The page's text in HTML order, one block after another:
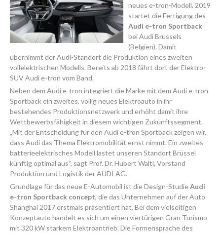
neues e-tron-Modell. 2019
startet die Fertigung des
Audi e-tron Sportback
bei Audi Brussels
(Belgien). Damit
übernimmt der Audi-Standort die Produktion eines zweiten
vollelektrischen Modells. Bereits ab 2018 fährt dort der Elektro-
SUV Audi e-tron vom Band.
Neben dem Audi e-tron integriert die Marke mit dem Audi e-tron
Sportback ein zweites, völlig neues Elektroauto in ihr
bestehendes Produktionsnetzwerk und erhöht damit ihre
Wettbewerbsfähigkeit in diesem wichtigen Zukunftssegment.
„Mit der Entscheidung für den Audi e-tron Sportback zeigen wir,
dass Audi das Thema Elektromobilität ernst nimmt. Ein zweites
batterieelektrisches Modell lastet unseren Standort Brüssel
künftig optimal aus“, sagt Prof. Dr. Hubert Waltl, Vorstand
Produktion und Logistik der AUDI AG.
Grundlage für das neue E-Automobil ist die Design-StudieAudi
e-tron Sportback concept, die das Unternehmen auf der Auto
Shanghai 2017 erstmals präsentiert hat. Bei dem vielseitigen
Konzeptauto handelt es sich um einen viertürigen Gran Turismo
mit 320 kW starkem Elektroantrieb. Die Formensprache des